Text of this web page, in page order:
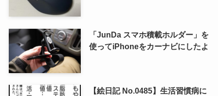
「JunDa スマホ積載ホルダー」を
使ってiPhoneをカーナビにしたよ
【絵日記 No.0485】生活習慣病に